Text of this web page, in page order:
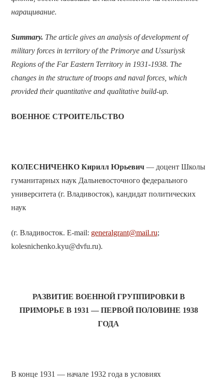
наращивание.
Summary. The article gives an analysis of development of
military forces in territory of the Primorye and Ussuriysk
Regions of the Far Eastern Territory in 1931-1938. The
changes in the structure of troops and naval forces, which
provided their quantitative and qualitative build-up.
ВОЕННОЕ СТРОИТЕЛЬСТВО
КОЛЕСНИЧЕНКОКирилл Юрьевич— доцент Школы
гуманитарных наук Дальневосточного федерального
университета (г. Владивосток), кандидат политических
наук
(г. Владивосток. E-mail: generalgrant@mail.ru;
kolesnichenko.kyu@dvfu.ru).
РАЗВИТИЕ ВОЕННОЙ ГРУППИРОВКИ В
ПРИМОРЬЕ В 1931 — ПЕРВОЙ ПОЛОВИНЕ 1938
ГОДА
В конце 1931 — начале 1932 года в условиях